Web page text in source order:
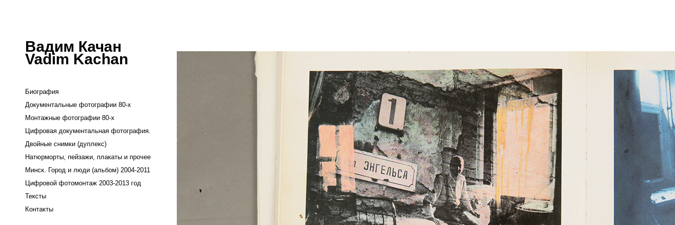
Вадим Качан
Vadim Kachan
Биография
Документальные фотографии 80-х
Монтажные фотографии 80-х
Цифровая документальная фотография.
Двойные снимки (дуплекс)
Натюрморты, пейзажи, плакаты и прочее
Минск. Город и люди (альбом) 2004-2011
Цифровой фотомонтаж 2003-2013 год
Тексты
Контакты